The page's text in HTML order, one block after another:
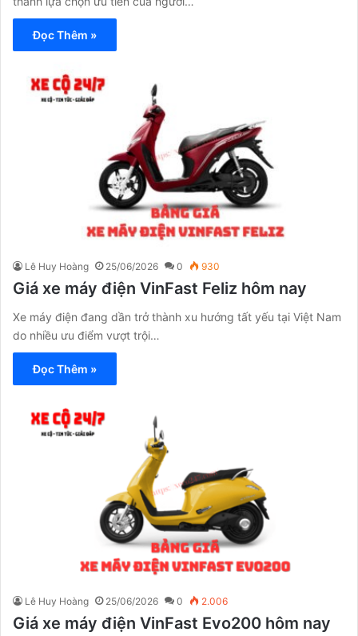
Đọc Thêm »
Lê Huy Hoàng 25/06/2026 0 930
Giá xe máy điện VinFast Feliz hôm nay
Xe máy điện đang dần trở thành xu hướng tất yếu tại Việt Nam
do nhiều ưu điểm vượt trội…
Đọc Thêm »
Lê Huy Hoàng 25/06/2026 0 2.006
Giá xe máy điện VinFast Evo200 hôm nay